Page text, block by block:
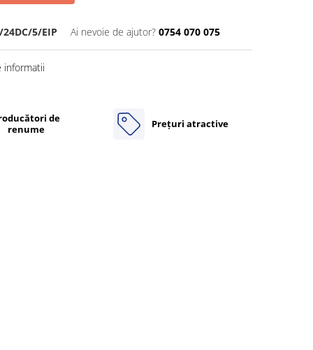
5/EIP Ai nevoie de ajutor? 0754 070 075
informatii
de
renume
Prețuri atractive